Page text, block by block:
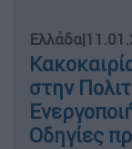
Ελλάδα|
στην
Οδηγίες